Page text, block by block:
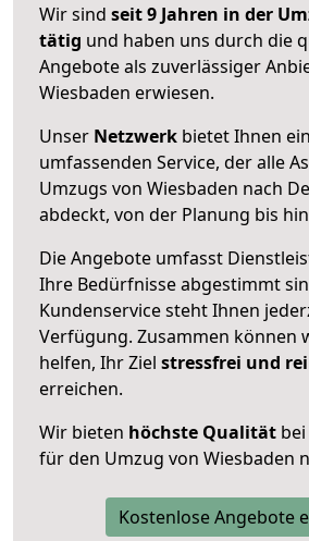
Wir sind seit 9 Jahren in der
tätig und haben uns durch die
Angebote als zuverlässiger
Wiesbaden erwiesen.
Unser Netzwerk bietet Ihnen
umfassenden Service, der alle
Umzugs von Wiesbaden nach
abdeckt, von der Planung bis
Die Angebote umfasst
Ihre Bedürfnisse abgestimmt
Kundenservice steht Ihnen
Verfügung. Zusammen können
helfen, Ihr Ziel stressfrei und
erreichen.
Wir bieten höchste Qualität
für den Umzug von Wiesbaden
Kostenlose Angebote